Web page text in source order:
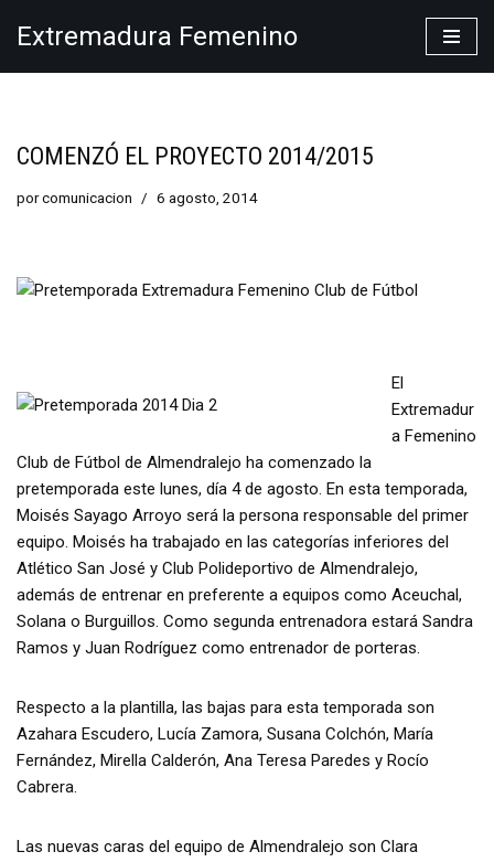
Extremadura Femenino
COMENZÓ EL PROYECTO 2014/2015
porcomunicacion 6 agosto, 2014
El
Extremadur
a Femenino
Club de Fútbol de Almendralejo ha comenzado la
pretemporada este lunes, día 4 de agosto. En esta temporada,
Moisés Sayago Arroyo será la persona responsable del primer
equipo. Moisés ha trabajado en las categorías inferiores del
Atlético San José y Club Polideportivo de Almendralejo,
además de entrenar en preferente a equipos como Aceuchal,
Solana o Burguillos. Como segunda entrenadora estará Sandra
Ramos y Juan Rodríguez como entrenador de porteras.
Respecto a la plantilla, las bajas para esta temporada son
Azahara Escudero, Lucía Zamora, Susana Colchón, María
Fernández, Mirella Calderón, Ana Teresa Paredes y Rocío
Cabrera.
Las nuevas caras del equipo de Almendralejo son Clara